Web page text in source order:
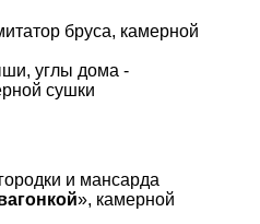
бруса, камерной
углы дома -
сушки
и мансарда
», камерной